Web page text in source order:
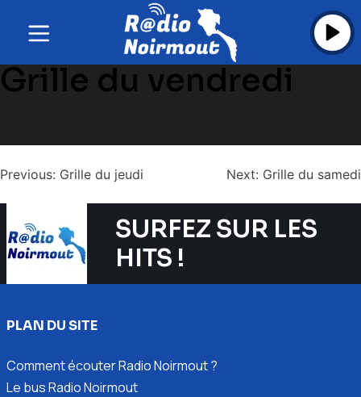
Grille du vendredi
Navigation
Previous: Grille du jeudi Next: Grille du samedi
SURFEZ SUR LES
HITS !
PLAN DU SITE
Comment écouter Radio Noirmout ?
Le bus Radio Noirmout